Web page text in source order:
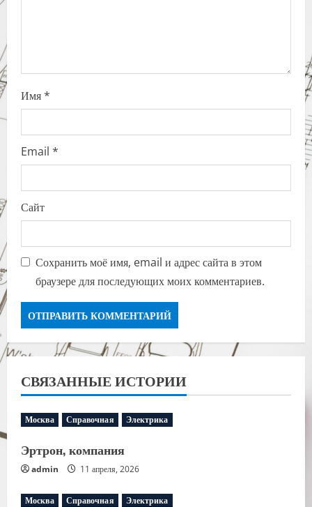
Имя*
Email *
Сайт
Сохранить моё имя, email и адрес сайта в этом
браузере для последующих моих комментариев.
СВЯЗАННЫЕ ИСТОРИИ
Москва Справочная Электрика
Эртрон, компания
admin 11 апреля, 2026
Москва Справочная Электрика